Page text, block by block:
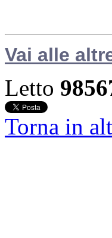
Vai alle
Letto
Torna in